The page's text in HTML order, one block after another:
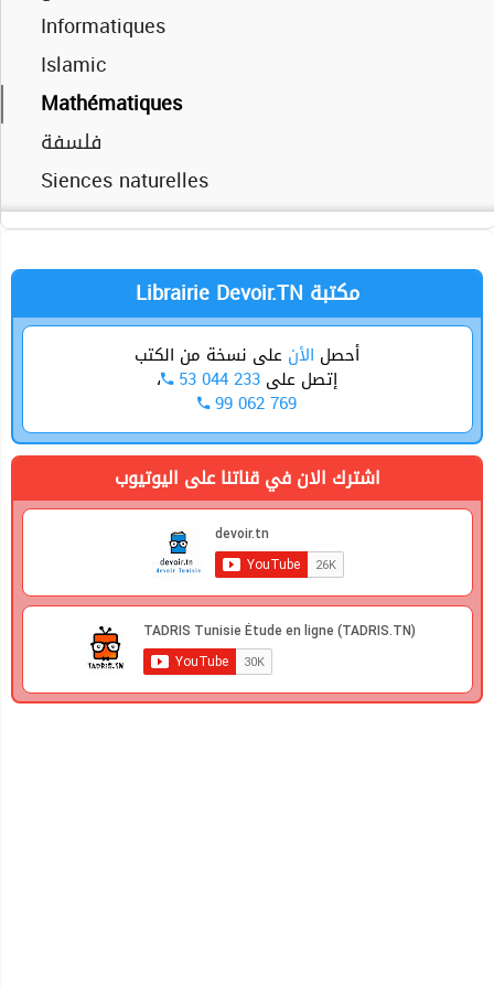
Informatiques
Islamic
Mathématiques
فلسفة
Siences naturelles
Mathématiques
Sport
Siences naturelles
Siences physiques
Sports
Technique
فلسفة
Siences physiques
Technique
Librairie Devoir.TN مكتبة
أحصل الأن على نسخة من الكتب
إتصل على 53 044 233 ،
99 062 769
اشترك الان في قناتنا على اليوتيوب